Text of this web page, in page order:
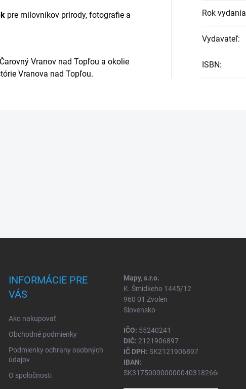
pre milovníkov prírody, fotografie a
Vranov nad Topľou a okolie
Vranova nad Topľou.
Rok vydania
Vydavateľ:
ISBN:
INFORMÁCIE PRE
VÁS
Ako nakupovať
Obchodné podmienky
Podmienky ochrany osobných
údajov
O spoločnosti
Mapy, s.r.o.
K. Šmidkeho 1445/12
960 01 Zvolen
Slovensko
IČO: 55240241
DIČ: 2121906897
IČ DPH: SK2121906897
IBAN:
SK31750000000004031826604